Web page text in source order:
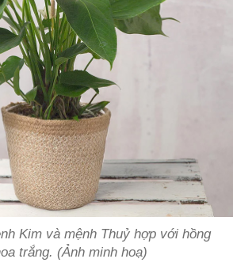
Kim và mệnh Thuỷ hợp với hồng
trắng. (Ảnh minh hoạ)